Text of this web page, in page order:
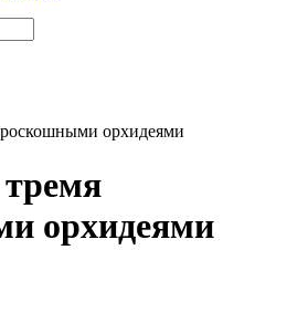
орхидеями
орхидеями